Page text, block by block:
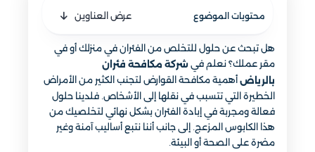
محتويات الموضوع عرض العناوين
هل تبحث عن حلول للتخلص من الفئران في منزلك أو في
مقر عملك؟ نعلم في شركة مكافحة فئران
بالرياض أهمية مكافحة القوارض لتجنب الكثير من الأمراض
الخطيرة التي تتسبب في نقلها إلى الأشخاص. فلدينا حلول
فعالة ومجربة في إبادة الفئران بشكل نهائي لتخلصيك من
هذا الكابوس المزعج. إلى جانب أننا نتبع أساليب آمنة وغير
مضرة على الصحة أو البيئة.